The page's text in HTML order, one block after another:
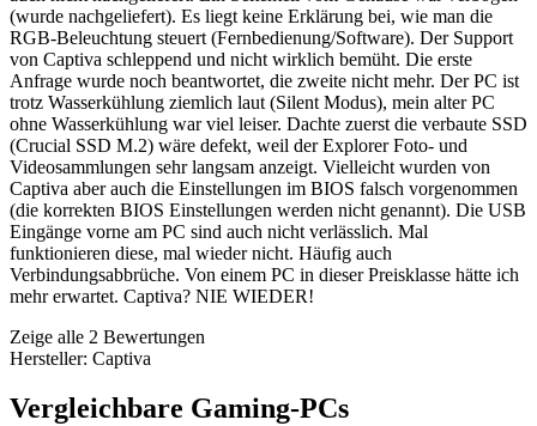
(wurde nachgeliefert). Es liegt keine Erklärung bei, wie man die
RGB-Beleuchtung steuert (Fernbedienung/Software). Der Support
von Captiva schleppend und nicht wirklich bemüht. Die erste
Anfrage wurde noch beantwortet, die zweite nicht mehr. Der PC ist
trotz Wasserkühlung ziemlich laut (Silent Modus), mein alter PC
ohne Wasserkühlung war viel leiser. Dachte zuerst die verbaute SSD
(Crucial SSD M.2) wäre defekt, weil der Explorer Foto- und
Videosammlungen sehr langsam anzeigt. Vielleicht wurden von
Captiva aber auch die Einstellungen im BIOS falsch vorgenommen
(die korrekten BIOS Einstellungen werden nicht genannt). Die USB
Eingänge vorne am PC sind auch nicht verlässlich. Mal
funktionieren diese, mal wieder nicht. Häufig auch
Verbindungsabbrüche. Von einem PC in dieser Preisklasse hätte ich
mehr erwartet. Captiva? NIE WIEDER!
Zeige alle 2 Bewertungen
Hersteller: Captiva
Vergleichbare Gaming-PCs